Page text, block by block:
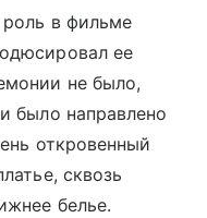
в фильме
ее
не было,
было направлено
откровенный
сквозь
белье.